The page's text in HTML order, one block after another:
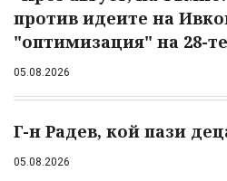
против идеите на
"оптимизация" на 28-
05.08.2026
Г-н Радев, кой пази
05.08.2026